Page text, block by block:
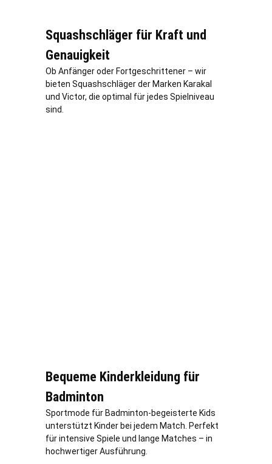
Squashschläger für Kraft und
Genauigkeit
Ob Anfänger oder Fortgeschrittener – wir
bieten Squashschläger der Marken Karakal
und Victor, die optimal für jedes Spielniveau
sind.
Bequeme Kinderkleidung für
Badminton
Sportmode für Badminton-begeisterte Kids
unterstützt Kinder bei jedem Match. Perfekt
für intensive Spiele und lange Matches – in
hochwertiger Ausführung.